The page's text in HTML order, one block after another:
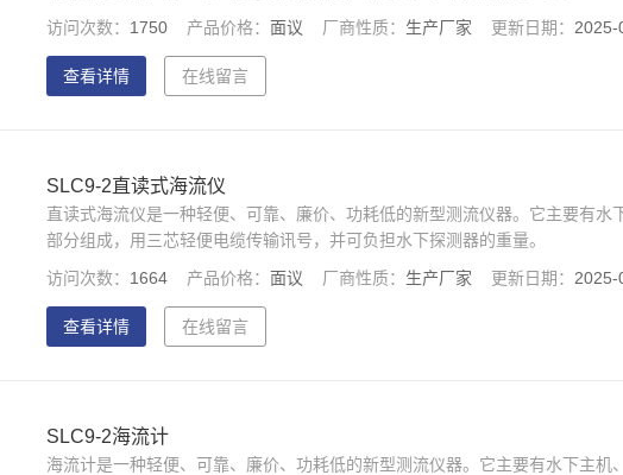
访问次数： 1750 产品价格：面议 厂商性质： 生产厂家 更新日期： 2025-
查看详情 在线留言
SLC9-2直读式海流仪
直读式海流仪是一种轻便、可靠、廉价、功耗低的新型测流仪器。它主要有水
部分组成，用三芯轻便电缆传输讯号，并可负担水下探测器的重量。
访问次数： 1664 产品价格：面议 厂商性质： 生产厂家 更新日期： 2025-
查看详情 在线留言
SLC9-2海流计
海流计是一种轻便、可靠、廉价、功耗低的新型测流仪器。它主要有水下主机